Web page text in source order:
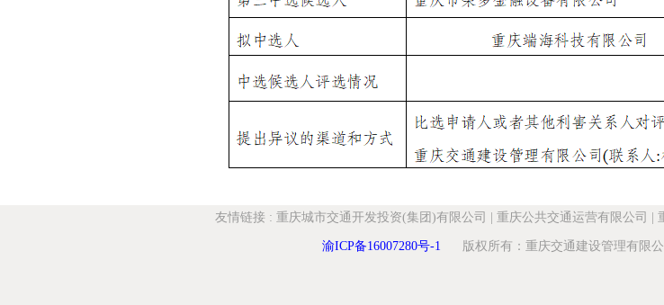
友情链接 : 重庆城市交通开发投资(集团)有限公司 重庆公共交通运营有限公司
渝ICP备16007280号-1 版权所有：重庆交通建设管理有限